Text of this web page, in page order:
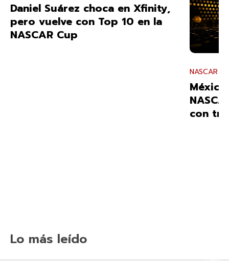
Daniel Suárez choca en Xfinity,
pero vuelve con Top 10 en la
NASCAR Cup
NASCAR
con
Lo más leído